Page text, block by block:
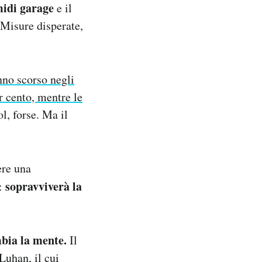
garagee il
disperate,
scorso negli
mentre le
forse. Ma il
una
sopravviverà la
la mente. Il
il cui